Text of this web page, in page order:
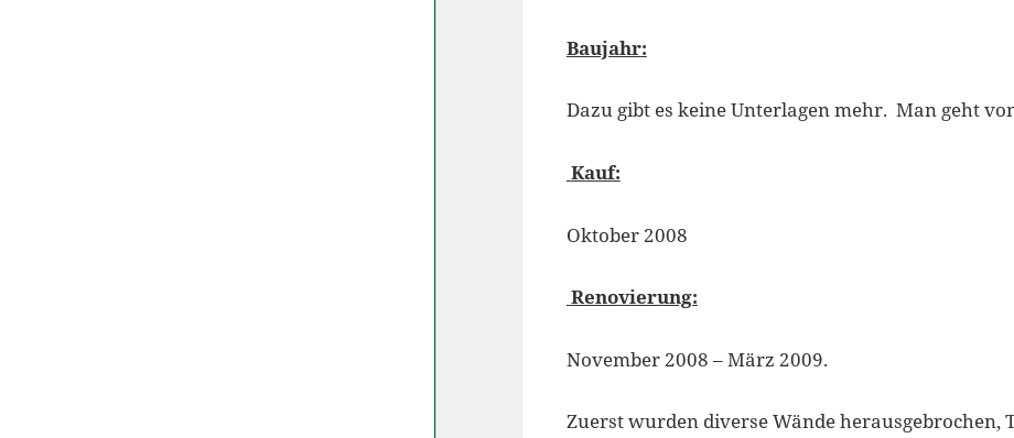
Baujahr:
Dazu gibt es keine Unterlagen mehr. Man geht
Kauf:
Oktober 2008
Renovierung:
November 2008 – März 2009.
Zuerst wurden diverse Wände herausgebrochen,